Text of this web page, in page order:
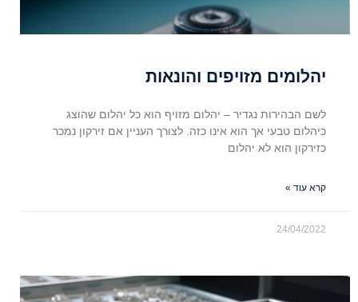
יהלומים מזויפים והונאות
לשם הבהירות נגדיר – יהלום מזויף הוא כל יהלום שהוצג
כיהלום טבעי אך הוא אינו כזה. לצורך העניין אם זירקון נמכר
כזירקון הוא לא יהלום
קרא עוד »
24/04/2022